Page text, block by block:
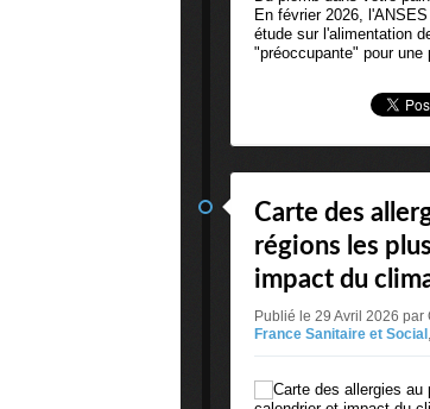
En février 2026,
étude sur l'alimentation
"préoccupante" pour une
Carte des
régions les
impact du
Publié le 29 Avril 2026
France Sanitaire et Social ,